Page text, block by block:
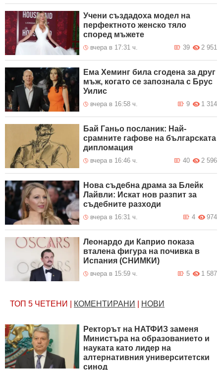
Учени създадоха модел на
перфектното женско тяло
според мъжете
вчера в 17:31 ч. 2 951
39
Ема Хеминг била сгодена за друг
мъж, когато се запознала с Брус
Уилис
вчера в 16:58 ч. 1 314
9
Бай Ганьо посланик: Най-
срамните гафове на българската
дипломация
вчера в 16:46 ч. 2 596
40
Нова съдебна драма за Блейк
Лайвли: Искат нов разпит за
съдебните разходи
вчера в 16:31 ч. 974
4
Леонардо ди Каприо показа
вталена фигура на почивка в
Испания (СНИМКИ)
вчера в 15:59 ч. 1 587
5
ТОП 5 ЧЕТЕНИ КОМЕНТИРАНИ НОВИ
Ректорът на НАТФИЗ заменя
Министъра на образованието и
науката като лидер на
алтернативния университетски
синод